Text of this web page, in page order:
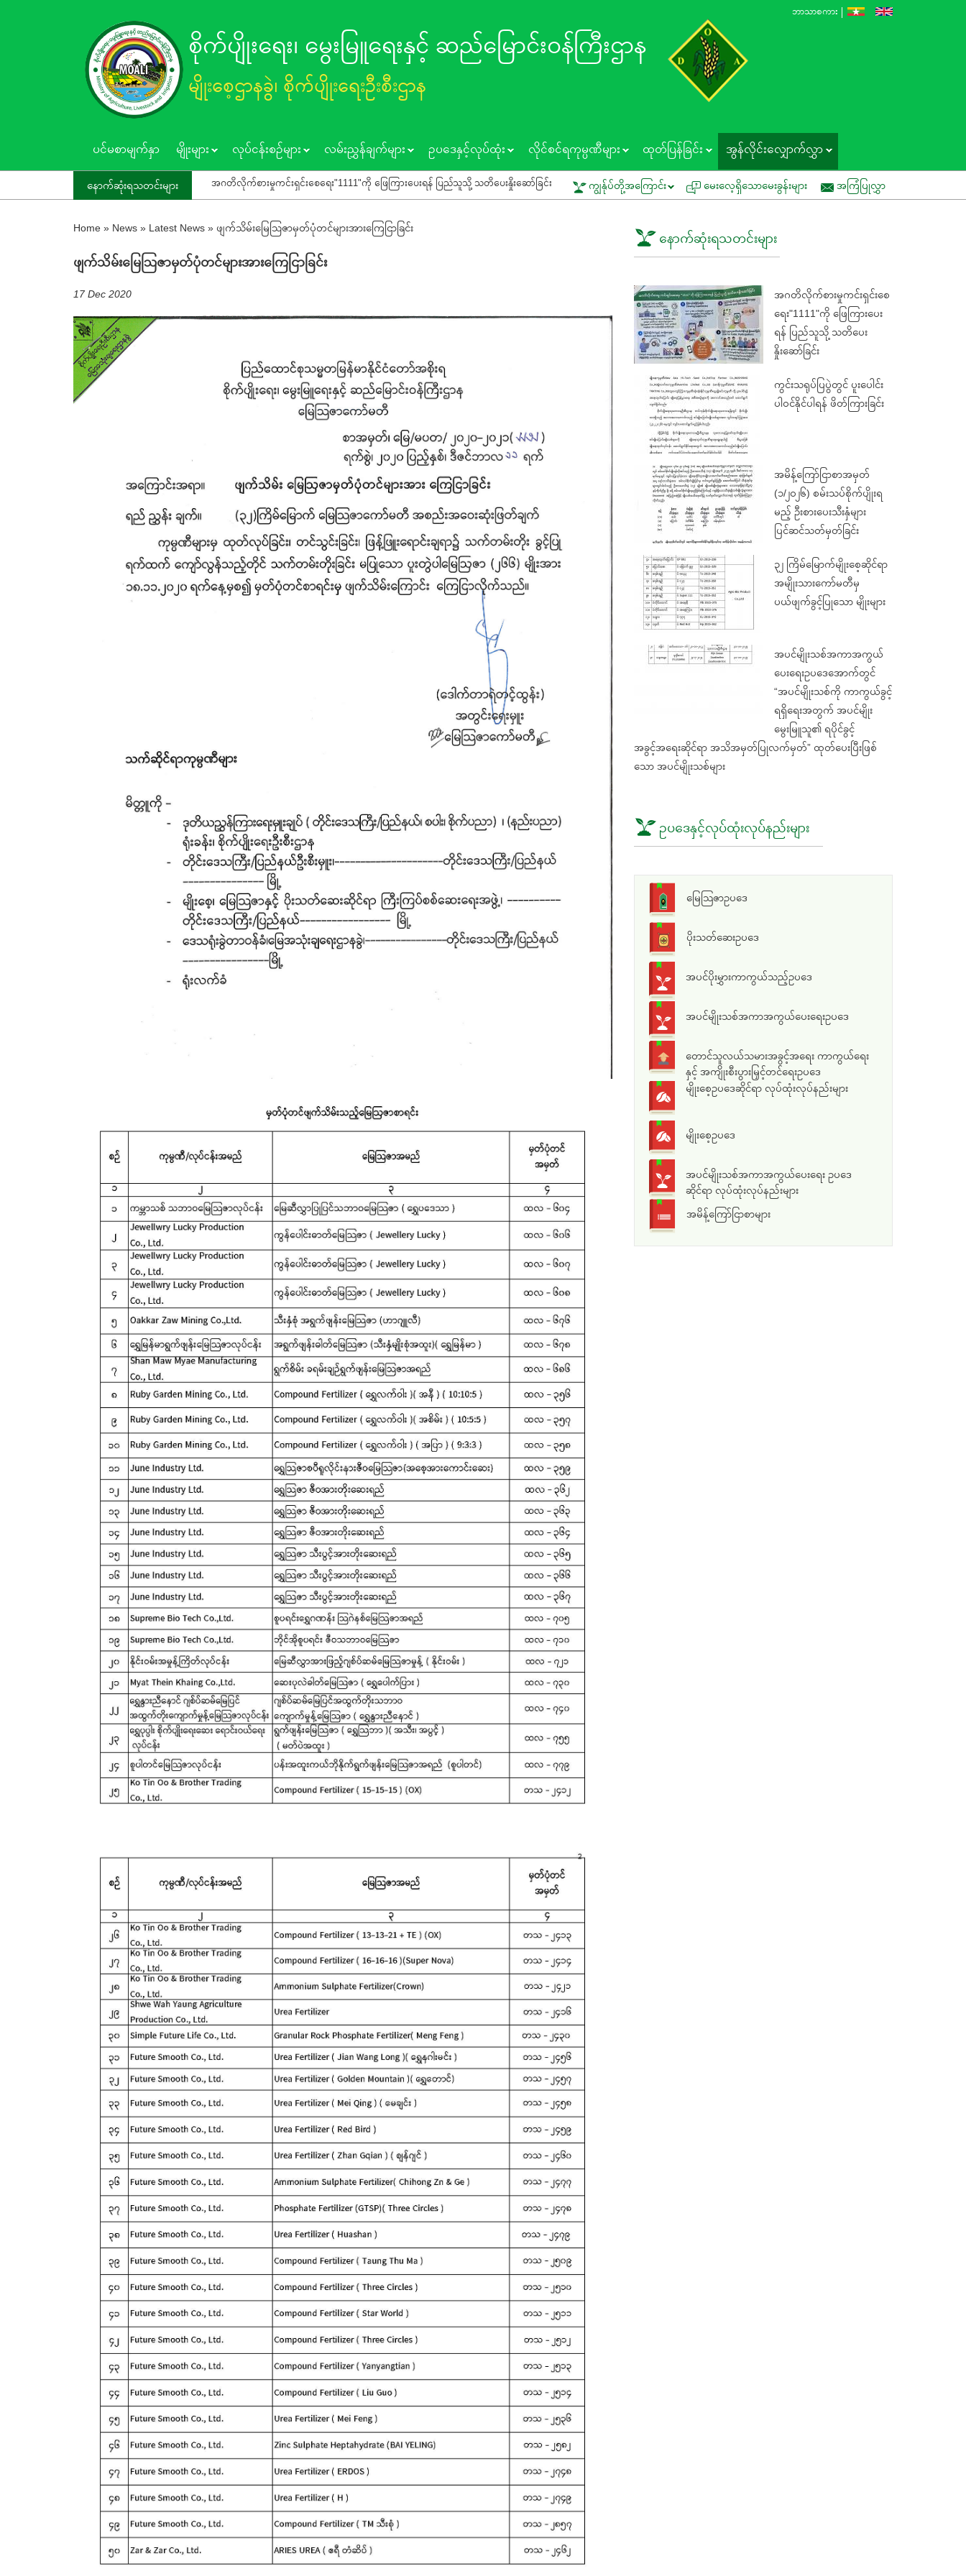
ဘာသာစကား
စိုက်ပျိုးရေး၊ မွေးမြူရေးနှင့် ဆည်မြောင်း၀န်ကြီးဌာန
မျိုးစေ့ဌာနခွဲ၊ စိုက်ပျိုးရေးဦးစီးဌာန
ပင်မစာမျက်နှာ မျိုးများ လုပ်ငန်းစဥ်များ လမ်းညွှန်ချက်များ ဥပဒေနှင့်လုပ်ထုံး လိုင်စင်ရကုမ္ပဏီများ ထုတ်ပြန်ခြင်း အွန်လိုင်းလျှောက်လွှာ
နောက်ဆုံးရသတင်းများအဂတိလိုက်စားမှုကင်းရှင်းစေရေး"1111"ကို ဖြေကြားပေးရန် ပြည်သူသို့ သတိပေးနှိုးဆော်ခြင်း ကွင်းသရုပ်ပြပွဲတွင် ပူးပေါင်းပါဝင်နိုင်ပါရန် ဖိတ်ကြားခြင်း အမိန့်ကြော်ငြာစာအမှတ် (၁/၂၀၂၆) စမ်းသပ်စိုက်ပျိုးရ
ကျွန်ုပ်တို့အကြောင်း မေးလေ့ရှိသောမေးခွန်းများ အကြံပြုလွှာ
Home » News » Latest News » ဖျက်သိမ်းမြေဩဇာမှတ်ပုံတင်များအားကြေငြာခြင်း
ဖျက်သိမ်းမြေဩဇာမှတ်ပုံတင်များအားကြေငြာခြင်း
17 Dec 2020
နောက်ဆုံးရသတင်းများ
အဂတိလိုက်စားမှုကင်းရှင်းစေ
ရေး"1111"ကို ဖြေကြားပေး
ရန် ပြည်သူသို့ သတိပေး
နှိုးဆော်ခြင်း
ကွင်းသရုပ်ပြပွဲတွင် ပူးပေါင်း
ပါဝင်နိုင်ပါရန် ဖိတ်ကြားခြင်း
အမိန့်ကြော်ငြာစာအမှတ်
(၁/၂၀၂၆) စမ်းသပ်စိုက်ပျိုးရ
မည့် ဦးစားပေးသီးနှံများ
ပြင်ဆင်သတ်မှတ်ခြင်း
၃၂ ကြိမ်မြောက်မျိုးစေ့ဆိုင်ရာ
အမျိုးသားကော်မတီမှ
ပယ်ဖျက်ခွင့်ပြုသော မျိုးများ
အပင်မျိုးသစ်အကာအကွယ်
ပေးရေးဥပဒေအောက်တွင်
“အပင်မျိုးသစ်ကို ကာကွယ်ခွင့်
ရရှိရေးအတွက် အပင်မျိုး
မွေးမြူသူ၏ ရပိုင်ခွင့်
အခွင့်အရေးဆိုင်ရာ အသိအမှတ်ပြုလက်မှတ်” ထုတ်ပေးပြီးဖြစ်
သော အပင်မျိုးသစ်များ
ဥပဒေနှင့်လုပ်ထုံးလုပ်နည်းများ
မြေသြဇာဥပဒေ
ပိုးသတ်ဆေးဥပဒေ
အပင်ပိုးမွှားကာကွယ်သည့်ဥပဒေ
အပင်မျိုးသစ်အကာအကွယ်ပေးရေးဥပဒေ
တောင်သူလယ်သမားအခွင့်အရေး ကာကွယ်ရေး
နှင့် အကျိုးစီးပွားမြှင့်တင်ရေးဥပဒေ
မျိုးစေ့ဥပဒေဆိုင်ရာ လုပ်ထုံးလုပ်နည်းများ
မျိုးစေ့ဥပဒေ
အပင်မျိုးသစ်အကာအကွယ်ပေးရေး ဥပဒေ
ဆိုင်ရာ လုပ်ထုံးလုပ်နည်းများ
အမိန့်ကြော်ငြာစာများ